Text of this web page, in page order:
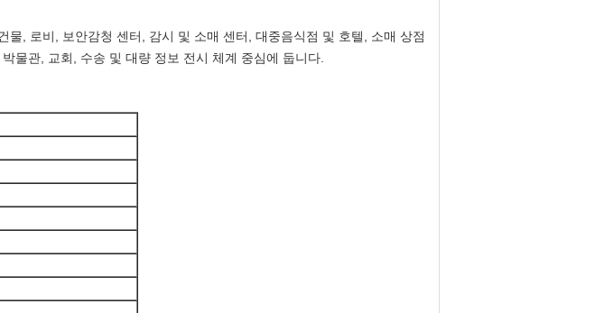
물, 로비, 보안감청 센터, 감시 및 소매 센터, 대중음식점 및 호텔, 소매 상점
물관, 교회, 수송 및 대량 정보 전시 체계 중심에 둡니다.